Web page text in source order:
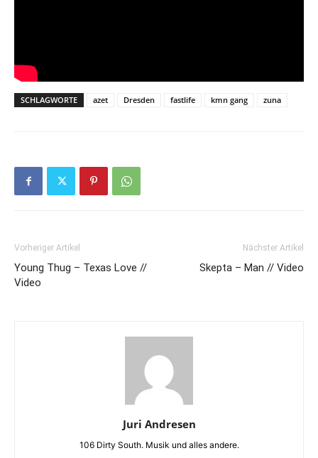
SCHLAGWORTE azet Dresden fastlife kmn gang zuna
Vorheriger Artikel
Young Thug – Texas Love //
Video
Nächster Artikel
Skepta – Man // Video
Juri Andresen
106 Dirty South. Musik und alles andere.